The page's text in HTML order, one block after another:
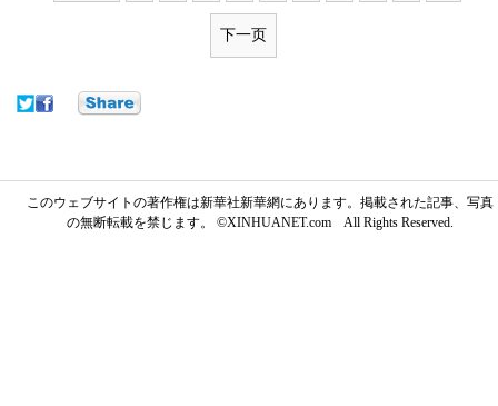
下一页
このウェブサイトの著作権は新華社新華網にあります。掲載された記事、写真
の無断転載を禁じます。 ©XINHUANET.com All Rights Reserved.